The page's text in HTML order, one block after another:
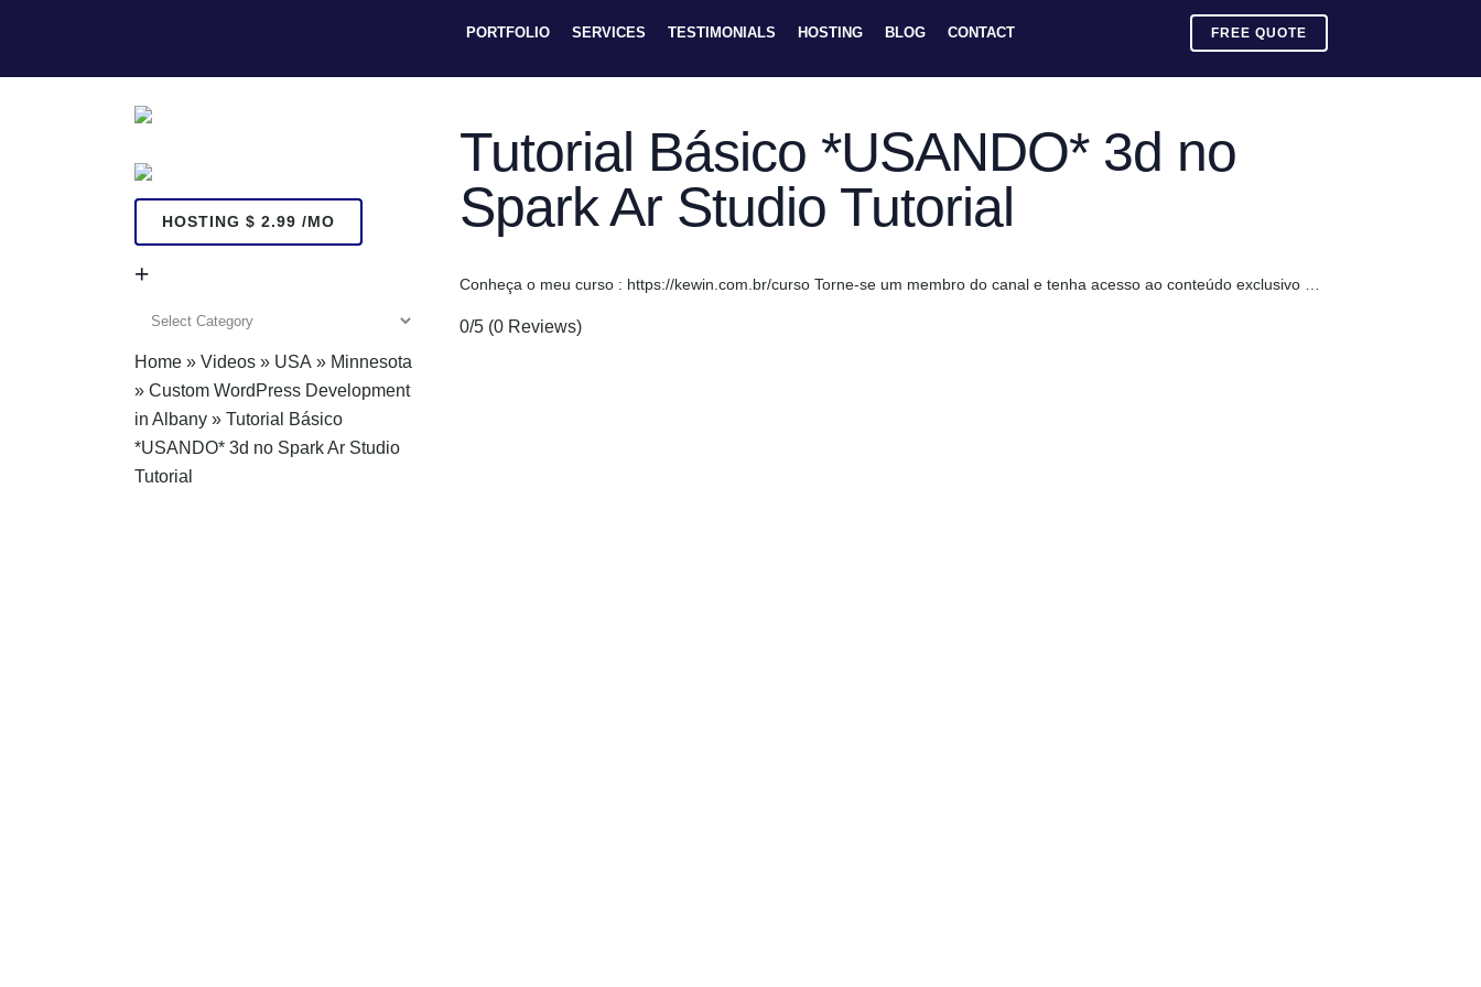
FREE QUOTE
PORTFOLIO SERVICES TESTIMONIALS HOSTING BLOG CONTACT
HOSTING $ 2.99 /MO
+
Home » Videos » USA » Minnesota
» Custom WordPress Development
in Albany » Tutorial Básico
*USANDO* 3d no Spark Ar Studio
Tutorial
Tutorial Básico *USANDO* 3d no
Spark Ar Studio Tutorial
Conheça o meu curso : https://kewin.com.br/curso Torne-se um membro do canal e tenha acesso ao conteúdo exclusivo …
0/5 (0 Reviews)